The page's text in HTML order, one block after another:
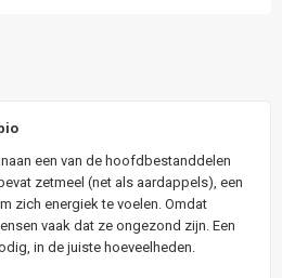
een van de hoofdbestanddelen
zetmeel (net als aardappels), een
zich energiek te voelen. Omdat
vaak dat ze ongezond zijn. Een
in de juiste hoeveelheden.